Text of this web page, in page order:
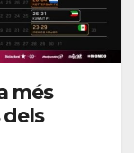
més